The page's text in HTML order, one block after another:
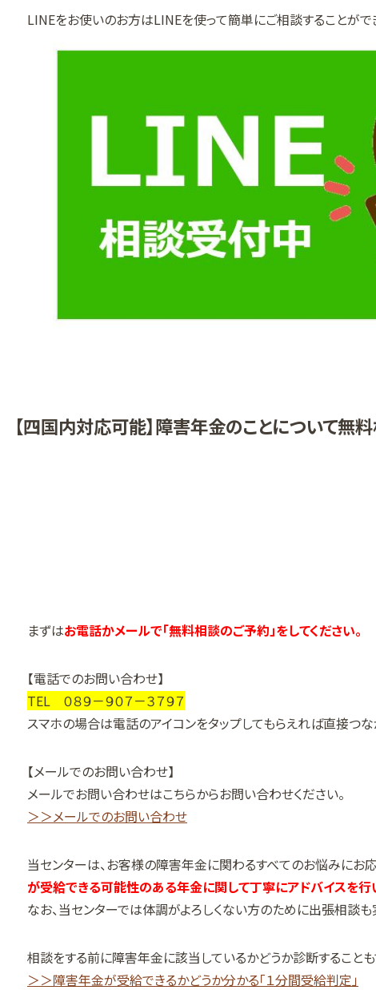
LINEをお使いのお方はLINEを使って簡単にご相談することがで
【四国内対応可能】障害年金のことについて無
まずはお電話かメールで「無料相談のご予約」をしてください。
【電話でのお問い合わせ】
TEL ０８９－９０７－３７９７
スマホの場合は電話のアイコンをタップしてもらえれば直接つな
【メールでのお問い合わせ】
メールでお問い合わせはこちらからお問い合わせください。
＞＞メールでのお問い合わせ
当センターは、お客様の障害年金に関わるすべてのお悩みにお
が受給できる可能性のある年金に関して丁寧にアドバイスを行
なお、当センターでは体調がよろしくない方のために出張相談も
相談をする前に障害年金に該当しているかどうか診断することも
＞＞障害年金が受給できるかどうか分かる「１分間受給判定」